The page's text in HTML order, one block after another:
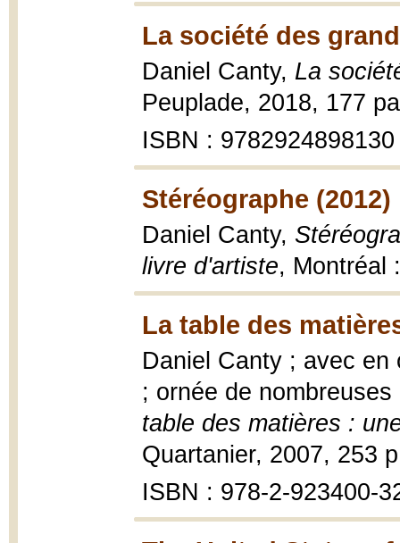
La société des
Daniel Canty, La
Peuplade, 2018, 177
ISBN : 9782924898130
Stéréographe (2012)
Daniel Canty,
livre d'artiste, Montréal
La table des
Daniel Canty ; avec
; ornée de
table des matières :
Quartanier, 2007, 253
ISBN : 978-2-923400-